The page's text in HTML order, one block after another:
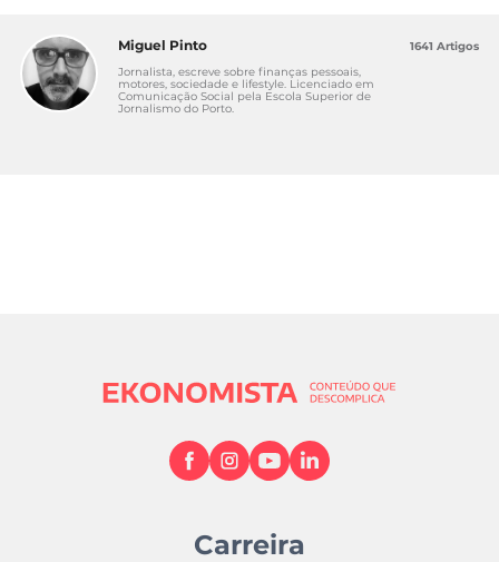
Miguel Pinto
Jornalista, escreve sobre finanças pessoais,
motores, sociedade e lifestyle. Licenciado em
Comunicação Social pela Escola Superior de
Jornalismo do Porto.
1641 Artigos
Carreira